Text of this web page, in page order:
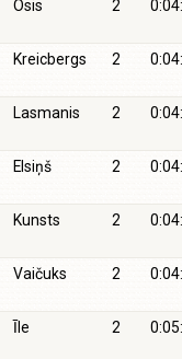
Osis 2
Kreicbergs 2
Lasmanis 2
Elsiņš 2
Kunsts 2
Vaičuks 2
Īle 2